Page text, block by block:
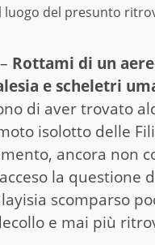
luogo del presunto
Rottami di un
e scheletri
di aver trovato
isolotto delle
ancora non
la questione
scomparso
e mai più